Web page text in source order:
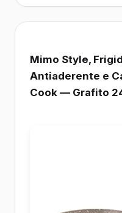
Mimo Style,
Antiaderente e
Cook — Grafito